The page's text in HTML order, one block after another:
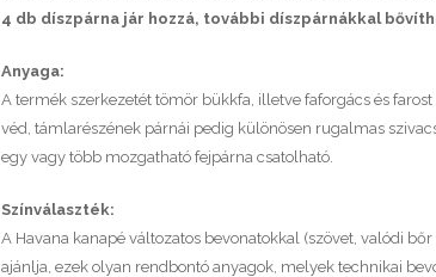
4 db díszpárna jár hozzá, további díszpárnákkal
Anyaga:
A termék szerkezetét tömör bükkfa, illetve faforgács és
véd, támlarészének párnái pedig különösen rugalmas
egy vagy több mozgatható fejpárna csatolható.
Színválaszték:
A Havana kanapé változatos bevonatokkal (szövet, valódi
ajánlja, ezek olyan rendbontó anyagok, melyek technikai